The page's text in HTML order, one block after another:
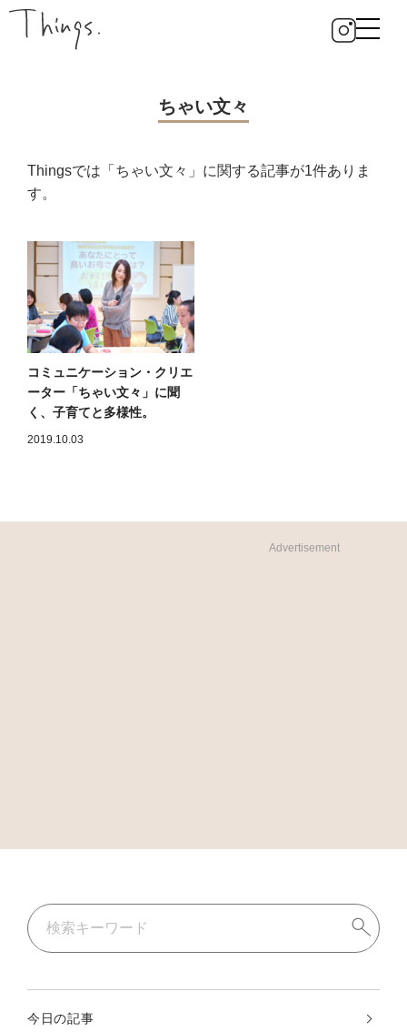
ちゃい文々
Thingsでは「ちゃい文々」に関する記事が1件ありま
す。
コミュニケーション・クリエ
ーター「ちゃい文々」に聞
く、子育てと多様性。
2019.10.03
Advertisement
今日の記事